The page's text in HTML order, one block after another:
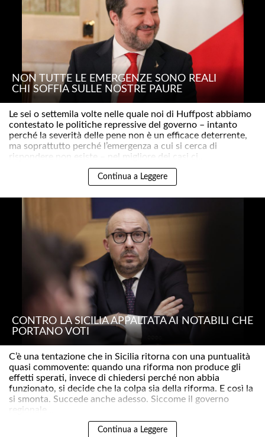
NON TUTTE LE EMERGENZE SONO REALI
CHI SOFFIA SULLE NOSTRE PAURE
Le sei o settemila volte nelle quale noi di Huffpost abbiamo
contestato le politiche repressive del governo – intanto
perché la severità delle pene non è un efficace deterrente,
ma soprattutto perché l’emergenza a cui si cerca di
rispondere non esiste – nel migliore dei casi ci..
Continua a Leggere
CONTRO LA SICILIA APPALTATA AI NOTABILI CHE
PORTANO VOTI
C’è una tentazione che in Sicilia ritorna con una puntualità
quasi commovente: quando una riforma non produce gli
effetti sperati, invece di chiedersi perché non abbia
funzionato, si decide che la colpa sia della riforma. E così la
si smonta. Succede anche adesso. Siccome il governo
regionale ..
Continua a Leggere